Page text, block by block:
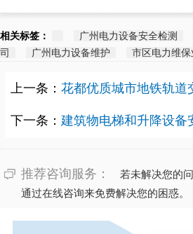
相关标签： 广州电力设备安全检测
司
广州电力设备维护 市区电力维保
上一条： 花都优质城市地铁轨道交
下一条： 建筑物电梯和升降设备
推荐咨询服务：
若未解决您的
通过在线咨询来免费解决您的困惑。